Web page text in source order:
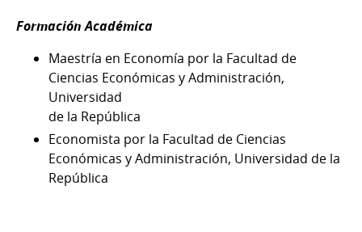
Formación Académica
Maestría en Economía por la Facultad de
Ciencias Económicas y Administración,
Universidad
de la República
Economista por la Facultad de Ciencias
Económicas y Administración, Universidad de la
República